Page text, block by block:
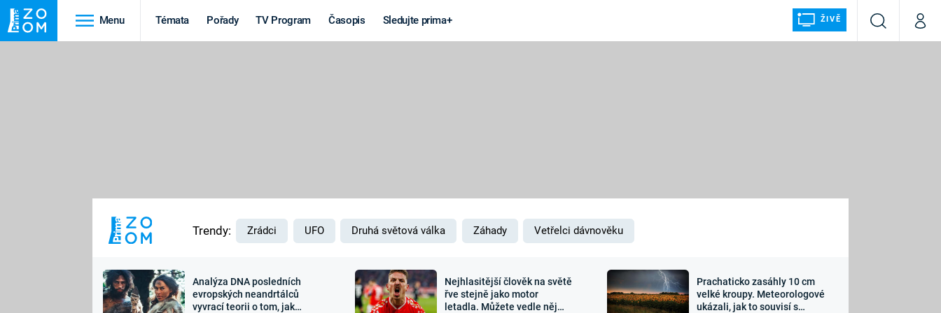
Menu Témata Pořady TV Program Časopis Sledujte prima+ ŽIVĚ
VyhledáváníMůj
MARS
Výročí
Záhady a
Zajímavosti Sledujte nás
Trendy: Zrádci UFO Druhá světová válka Záhady Vetřelci dávnověku
Analýza DNA posledních
evropských neandrtálců
vyvrací teorii o tom, jak
Nejhlasitější člověk na světě
řve stejně jako motor
letadla. Můžete vedle něj
Prachaticko zasáhly 10 cm
velké kroupy. Meteorologové
ukázali, jak to souvisí s